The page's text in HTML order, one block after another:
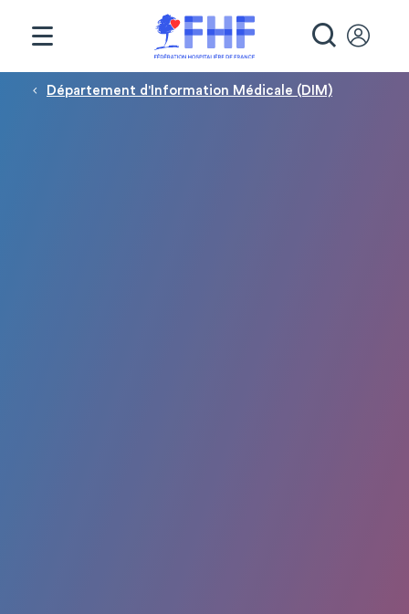
Fil d'Ariane
Département d'Information Médicale (DIM)
Panneau de gestion des cookies